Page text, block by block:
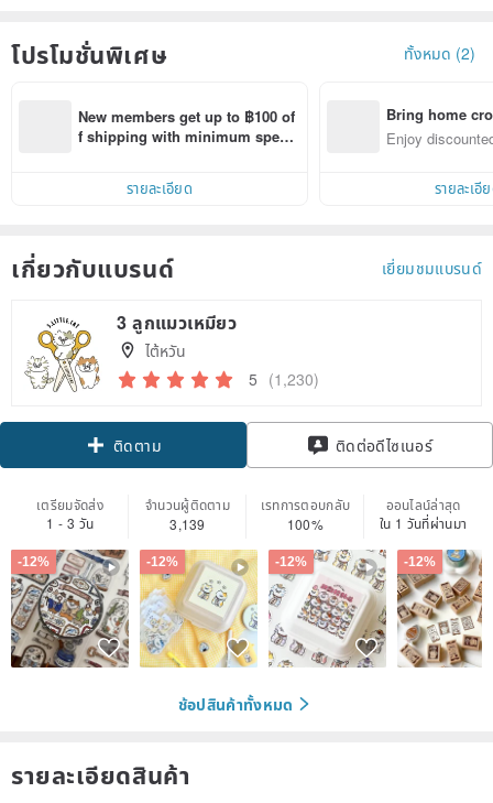
โปรโมชั่นพิเศษ ทั้งหมด (2)
New members get up to ฿100 of
f shipping with minimum spen
รายละเอียด
Bring home
n with ease
Enjoy
รายละเอี
เกี่ยวกับแบรนด์ เยี่ยมชมแบรนด์
3 ลูกแมวเหมียว
ไต้หวัน
5 (1,230)
ติดตาม
ติดต่อดีไซเนอร์
เตรียมจัดส่ง
1 - 3 วัน
จำนวนผู้ติดตาม
3,139
เรทการตอบกลับ
100%
ออนไลน์ล่าสุด
ใน 1 วันที่ผ่านมา
-12% -12% -12% -12%
ช้อปสินค้าทั้งหมด
รายละเอียดสินค้า